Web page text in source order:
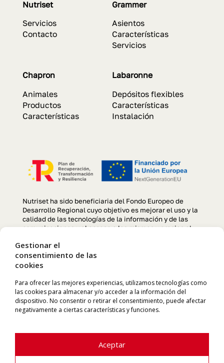
Gestionar el
consentimiento de las
cookies
Para ofrecer las mejores experiencias, utilizamos tecnologías como
las cookies para almacenar y/o acceder a la información del
dispositivo. No consentir o retirar el consentimiento, puede afectar
negativamente a ciertas características y funciones.
Aceptar
Nutriset
Servicios
Contacto
Grammer
Asientos
Características
Servicios
Chapron
Animales
Productos
Características
Labaronne
Depósitos flexibles
Características
Instalación
Nutriset ha sido beneficiaria del Fondo Europeo de
Desarrollo Regional cuyo objetivo es mejorar el uso y la
calidad de las tecnologías de la información y de las
comunicaciones y el acceso a las mismas y gracias al
optimización de la página web, para la mejora de
competitividad y productividad de la empresa durante el
año 2022. Para ello ha contado con el apoyo del
Manresa. «Una manera de hacer Europa»